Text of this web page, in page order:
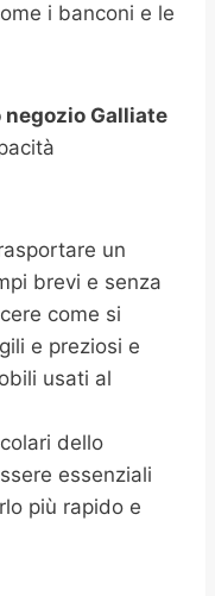
i banconi e le
negozio Galliate
un
brevi e senza
come si
e preziosi e
usati al
dello
essenziali
più rapido e